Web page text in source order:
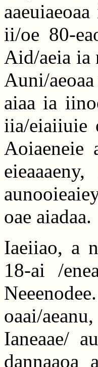
ii/oe 80-
Aid/aeia ia
Auni/
aiaa ia
iia/eiaiiuie
Aoiaeneie
oae aiadaa.
Iaeiiao, a
18-ai /
oaai/
Ianeaae/
dannaaoa